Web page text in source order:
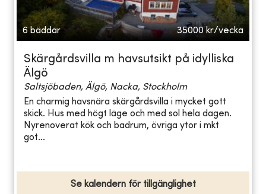
6 bäddar 35000 kr/vecka
Skärgårdsvilla m havsutsikt på idylliska
Älgö
Saltsjöbaden, Älgö, Nacka, Stockholm
En charmig havsnära skärgårdsvilla i mycket gott
skick. Hus med högt läge och med sol hela dagen.
Nyrenoverat kök och badrum, övriga ytor i mkt
got...
Se kalendern för tillgänglighet